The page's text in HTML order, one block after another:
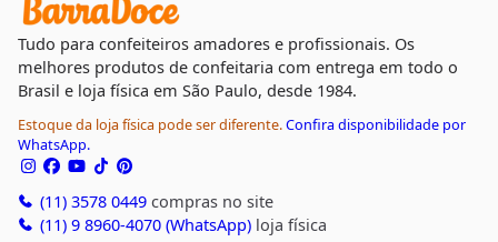
Tudo para confeiteiros amadores e profissionais. Os
melhores produtos de confeitaria com entrega em todo o
Brasil e loja física em São Paulo, desde 1984.
Estoque da loja física pode ser diferente.Confira disponibilidade por
WhatsApp.
(11) 3578 0449compras no site
(11) 9 8960-4070 (WhatsApp)loja física